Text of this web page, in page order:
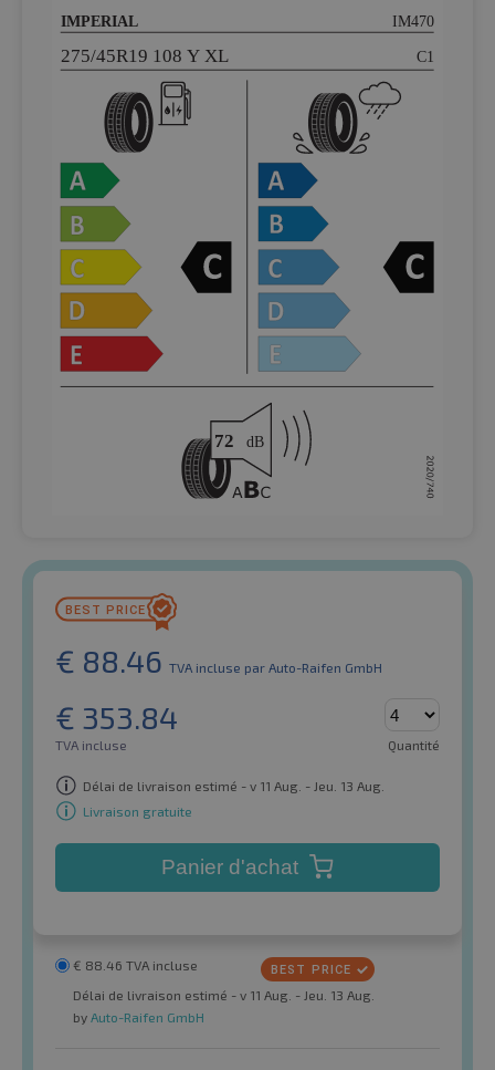
€ 88.46 TVA incluse par Auto-Raifen GmbH
€ 353.84
TVA incluse Quantité
Délai de livraison estimé - v 11 Aug. - Jeu. 13 Aug.
Livraison gratuite
Panier d'achat
€ 88.46 TVA incluse
Délai de livraison estimé - v 11 Aug. - Jeu. 13 Aug.
by Auto-Raifen GmbH